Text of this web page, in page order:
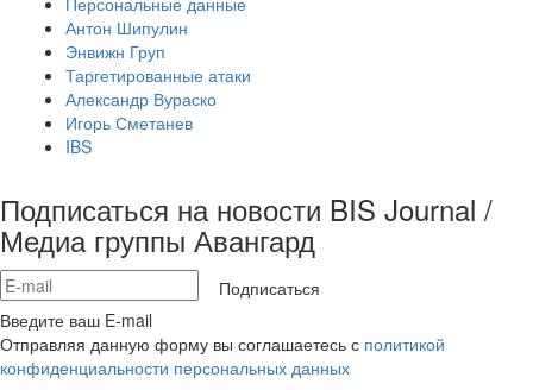
Антон Шипулин
Энвижн Груп
Таргетированные атаки
Александр Вураско
Игорь Сметанев
IBS
Подписаться на новости BIS Journal /
Медиа группы Авангард
Подписаться
Введите ваш E-mail
Отправляя данную форму вы соглашаетесь с политикой
конфиденциальности персональных данных